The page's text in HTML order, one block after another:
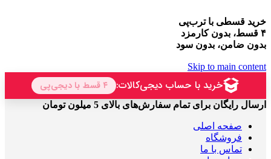
خرید قسطی با ترب‌پی
۴ قسط، بدون کارمزد
بدون ضامن، بدون سود
Skip to main content
ارسال رایگان برای تمام سفارش‌های بالای 5 میلون تومان
صفحه اصلی
فروشگاه
تماس با ما